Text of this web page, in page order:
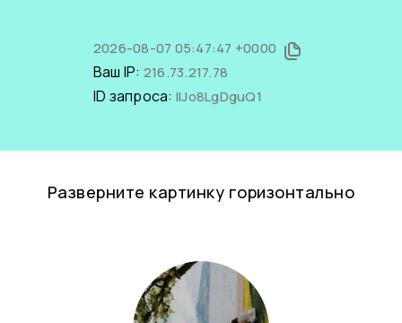
2026-08-07 05:47:47 +0000
Ваш IP: 216.73.217.78
ID запроса: llJo8LgDguQ1
Разверните картинку горизонтально